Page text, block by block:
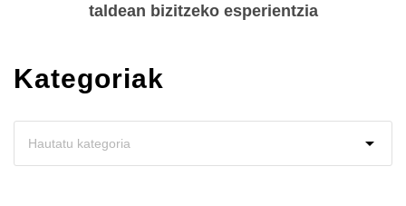
taldean bizitzeko esperientzia
Kategoriak